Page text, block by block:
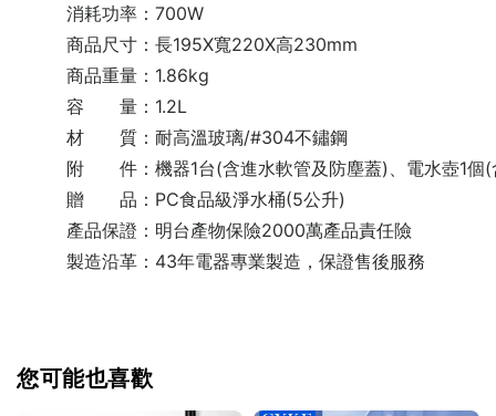
消耗功率：700W
商品尺寸：長195X寬220X高230mm
商品重量：1.86kg
容 量：1.2L
材 質：耐高溫玻璃/#304不鏽鋼
附 件：機器1台(含進水軟管及防塵蓋)、電水壺1個(
贈 品：PC食品級淨水桶(5公升)
產品保證：明台產物保險2000萬產品責任險
製造沿革：43年電器專業製造，保證售後服務
您可能也喜歡